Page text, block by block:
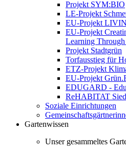
Projekt SYM:BIO
LE-Projekt
EU-Projekt
EU-Projekt
Learning
Projekt Stadtgrün
Torfausstieg für
ETZ-Projekt
EU-Projekt
EDUGARD -
ReHABITAT
Soziale Einrichtungen
Gartenwissen
Unser gesammeltes